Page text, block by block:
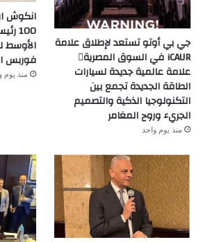
جي بي أوتو تستعد لإطلاق علامة
iCAUR في السوق المصرية
علامة عالمية جديدة لسيارات
الطاقة الجديدة تجمع بين
التكنولوجيا الذكية والتصميم
الجريء وروح المغامر
منذ يوم واحد
انكوش
100
فوربس
منذ يوم